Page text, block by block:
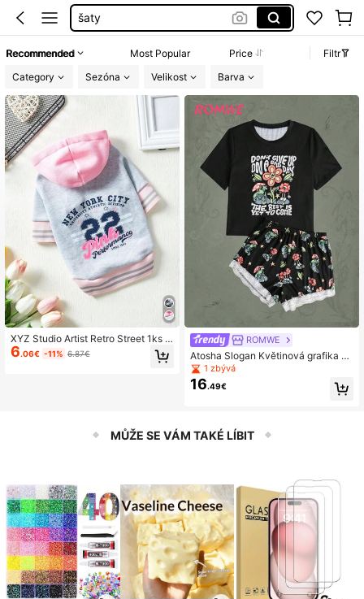
plavky damske
plavky
Recommended Most Popular Price
Filtr
Category
Sezóna Velikost Barva
XYZ Studio Artist Retro Street 1ks P
ink Pet Baseball Mikina s barevným
blokem a roztomilým dopisem s tišt
6.06€ -11% 6.87€
ROMWE
Atosha Slogan Květinová grafika K
ontrastní krajka Lounge Set
1 zbývá
16.49€
MŮŽE SE VÁM TAKÉ LÍBIT